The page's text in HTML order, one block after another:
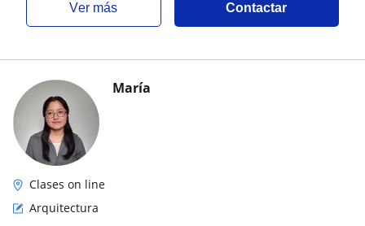
ver más Contactar
María
Clases on line
Arquitectura